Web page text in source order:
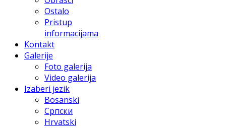
Ostalo
Pristup
informacijama
Kontakt
Galerije
Foto galerija
Video galerija
Izaberi jezik
Bosanski
Српски
Hrvatski